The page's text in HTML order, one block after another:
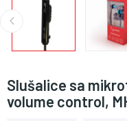
Slušalice sa
volume control,